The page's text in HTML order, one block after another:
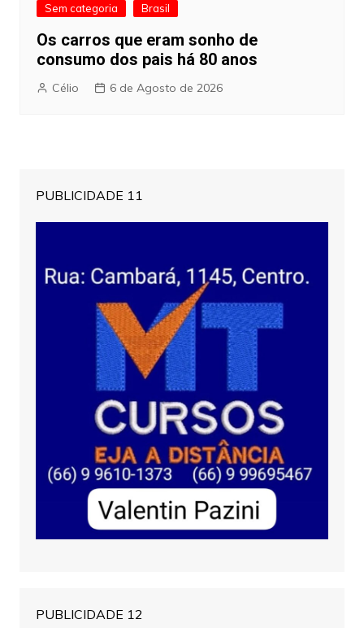
Sem categoria Brasil
Os carros que eram sonho de
consumo dos pais há 80 anos
Célio 6 de Agosto de 2026
PUBLICIDADE 11
PUBLICIDADE 12